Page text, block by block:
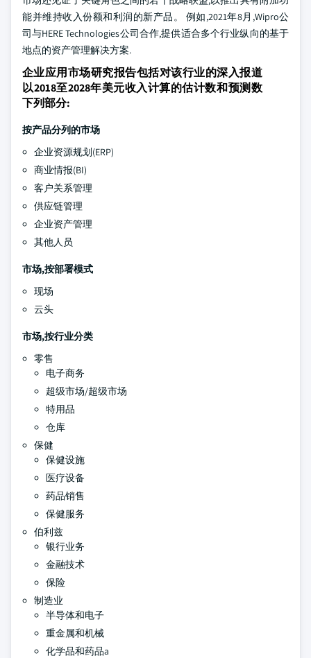
能并维持收入份额和利润的新产品。 例如,2021年8月,Wipro公
司与HERE Technologies公司合作,提供适合多个行业纵向的基于
地点的资产管理解决方案.
企业应用市场研究报告包括对该行业的深入报道
以2018至2028年美元收入计算的估计数和预测数
下列部分:
按产品分列的市场
企业资源规划(ERP)
商业情报(BI)
客户关系管理
供应链管理
企业资产管理
其他人员
市场,按部署模式
现场
云头
市场,按行业分类
零售
电子商务
超级市场/超级市场
特用品
仓库
保健
保健设施
医疗设备
药品销售
保健服务
伯利兹
银行业务
金融技术
保险
制造业
半导体和电子
重金属和机械
化学品和药品a